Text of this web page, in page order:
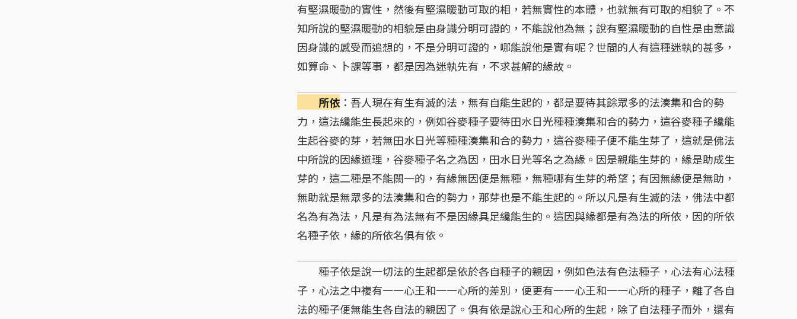
有堅濕暖動的實性，然後有堅濕暖動可取的相，若無實性的本體，也就無有可取的相貌了。不
知所說的堅濕暖動的相貌是由身識分明可證的，不能說他為無；說有堅濕暖動的自性是由意識
因身識的感受而追想的，不是分明可證的，哪能說他是實有呢？世間的人有這種迷執的甚多，
如算命、卜課等事，都是因為迷執先有，不求甚解的緣故。
所依 ：吾人現在有生有滅的法，無有自能生起的，都是要待其餘眾多的法湊集和合的勢
力，這法纔能生長起來的，例如谷麥種子要待田水日光種種湊集和合的勢力，這谷麥種子纔能
生起谷麥的芽，若無田水日光等種種湊集和合的勢力，這谷麥種子便不能生芽了，這就是佛法
中所說的因緣道理，谷麥種子名之為因，田水日光等名之為緣。因是親能生芽的，緣是助成生
芽的，這二種是不能闕一的，有緣無因便是無種，無種哪有生芽的希望；有因無緣便是無助，
無助就是無眾多的法湊集和合的勢力，那芽也是不能生起的。所以凡是有生滅的法，佛法中都
名為有為法，凡是有為法無有不是因緣具足纔能生的。這因與緣都是有為法的所依，因的所依
名種子依，緣的所依名俱有依。
種子依是說一切法的生起都是依於各自種子的親因，例如色法有色法種子，心法有心法種
子，心法之中複有一一心王和一一心所的差別，便更有一一心王和一一心所的種子，離了各自
法的種子便無能生各自法的親因了。俱有依是說心王和心所的生起，除了自法種子而外，還有